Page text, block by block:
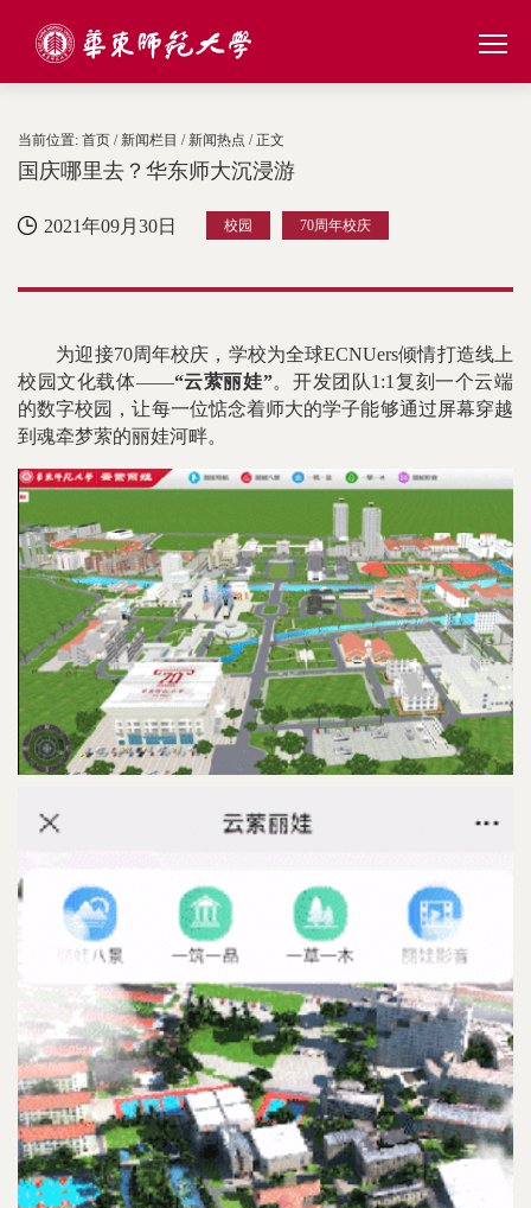
当前位置: 首页 / 新闻栏目 / 新闻热点 / 正文
国庆哪里去？华东师大沉浸游
2021年09月30日 校园 70周年校庆
为迎接70周年校庆，学校为全球ECNUers倾情打造线上
校园文化载体——“云萦丽娃”。开发团队1:1复刻一个云端
的数字校园，让每一位惦念着师大的学子能够通过屏幕穿越
到魂牵梦萦的丽娃河畔。